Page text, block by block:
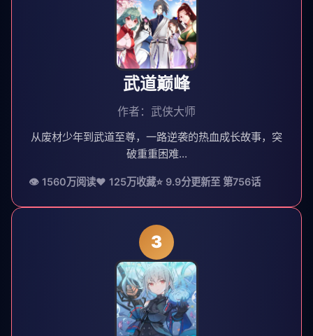
武道巅峰
作者：武侠大师
从废材少年到武道至尊，一路逆袭的热血成长故事，突
破重重困难...
👁 1560万阅读❤️ 125万收藏⭐ 9.9分更新至 第756话
3